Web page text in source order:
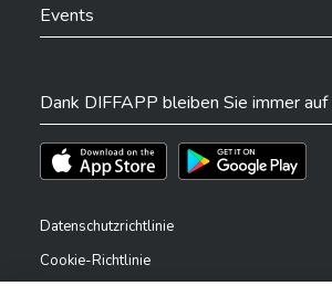
Events
Dank DIFFAPP bleiben Sie immer
Téléchargez l'app sur l'App Store
Téléchargez l'app
Datenschutzrichtlinie
Cookie-Richtlinie